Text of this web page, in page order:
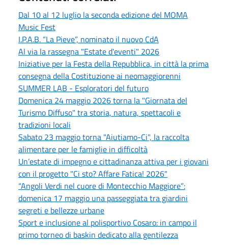
Dal 10 al 12 luglio la seconda edizione del MOMA
Music Fest
I.P.A.B. “La Pieve”, nominato il nuovo CdA
Al via la rassegna "Estate d'eventi" 2026
Iniziative per la Festa della Repubblica, in città la prima
consegna della Costituzione ai neomaggiorenni
SUMMER LAB - Esploratori del futuro
Domenica 24 maggio 2026 torna la "Giornata del
Turismo Diffuso" tra storia, natura, spettacoli e
tradizioni locali
Sabato 23 maggio torna "Aiutiamo-Ci", la raccolta
alimentare per le famiglie in difficoltà
Un’estate di impegno e cittadinanza attiva per i giovani
con il progetto "Ci sto? Affare Fatica! 2026"
“Angoli Verdi nel cuore di Montecchio Maggiore”:
domenica 17 maggio una passeggiata tra giardini
segreti e bellezze urbane
Sport e inclusione al polisportivo Cosaro: in campo il
primo torneo di baskin dedicato alla gentilezza